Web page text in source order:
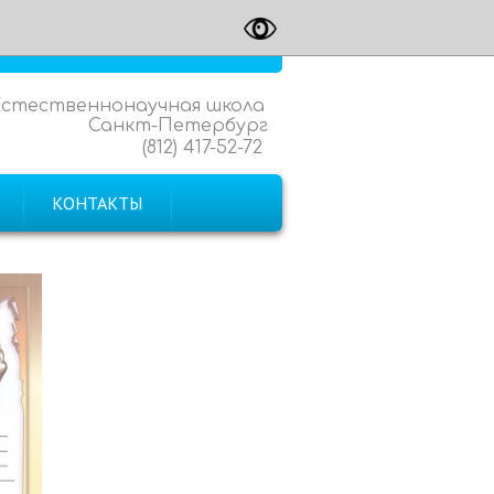
школа
Санкт-Петербург
(812) 417-52-72
КОНТАКТЫ